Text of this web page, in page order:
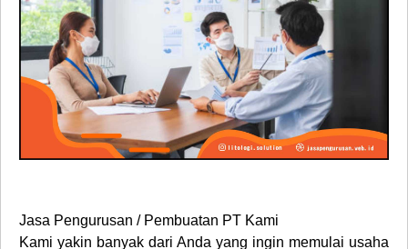
Jasa Pengurusan / Pembuatan PT Kami
Kami yakin banyak dari Anda yang ingin memulai usaha